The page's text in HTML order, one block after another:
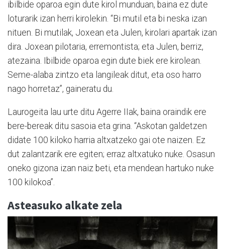
ibilbide oparoa egin dute kirol munduan, baina ez dute
loturarik izan herri kirolekin. “Bi mutil eta bi neska izan
nituen. Bi mutilak, Joxean eta Julen, kirolari apartak izan
dira. Joxean pilotaria, erremontista; eta Julen, berriz,
atezaina. Ibilbide oparoa egin dute biek ere kirolean.
Seme-alaba zintzo eta langileak ditut, eta oso harro
nago horretaz”, gaineratu du.
Laurogeita lau urte ditu Agerre IIak, baina oraindik ere
bere-bereak ditu sasoia eta grina. “Askotan galdetzen
didate 100 kiloko harria altxatzeko gai ote naizen. Ez
dut zalantzarik ere egiten; erraz altxatuko nuke. Osasun
oneko gizona izan naiz beti, eta mendean hartuko nuke
100 kilokoa”.
Asteasuko alkate zela